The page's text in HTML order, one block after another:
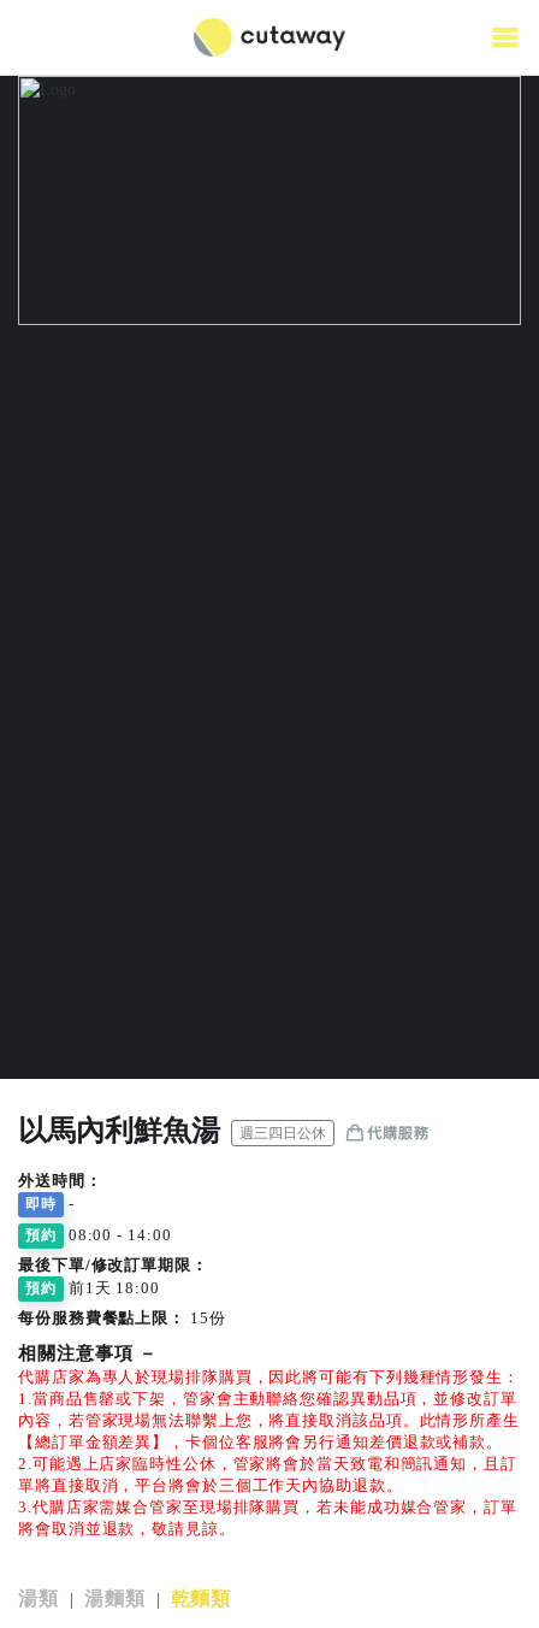
以馬內利鮮魚湯 週三四日公休
外送時間：
即時 -
預約
08:00 - 14:00
最後下單/修改訂單期限：
預約
前1天 18:00
每份服務費餐點上限： 15份
相關注意事項 －
代購店家為專人於現場排隊購買，因此將可能有下列幾種情形發生：
1.當商品售罄或下架，管家會主動聯絡您確認異動品項，並修改訂單
內容，若管家現場無法聯繫上您，將直接取消該品項。此情形所產生
【總訂單金額差異】，卡個位客服將會另行通知差價退款或補款。
2.可能遇上店家臨時性公休，管家將會於當天致電和簡訊通知，且訂
單將直接取消，平台將會於三個工作天內協助退款。
3.代購店家需媒合管家至現場排隊購買，若未能成功媒合管家，訂單
將會取消並退款，敬請見諒。
湯類 湯麵類 乾麵類